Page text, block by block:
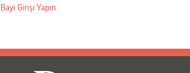
Bayi Girişi Yapın